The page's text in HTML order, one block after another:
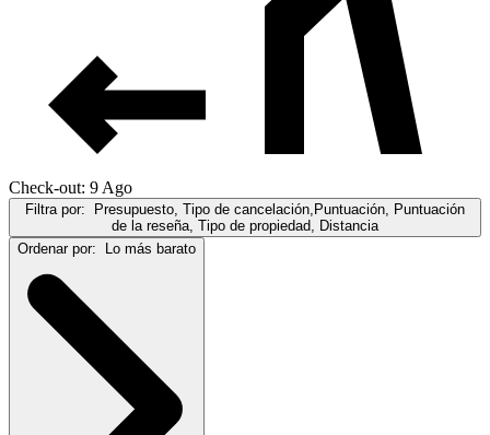
Check-out: 9 Ago
Filtra por: Presupuesto, Tipo de cancelación,Puntuación, Puntuación
de la reseña, Tipo de propiedad, Distancia
Ordenar por: Lo más barato